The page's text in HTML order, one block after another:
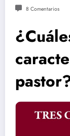
8 Comentarios